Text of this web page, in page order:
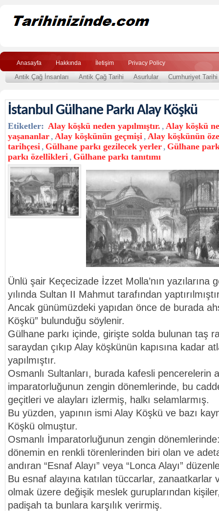
Anasayfa Hakkında İletişim Privacy Policy
Antik Çağ İnsanları Antik Çağ Tarihi Asurlular Cumhuriyet Tarihi
İstanbul Gülhane Parkı Alay Köşkü
Etiketler: Alay köşkü neden yapılmıştır. , Alay köşkü
yaşananlar , Alay köşkünün geçmişi , Alay köşkünün
tarihçesi , Gülhane parkı gezilecek yerler , Gülhane
parkı özellikleri , Gülhane parkı tanıtımı
Ünlü şair Keçecizade İzzet Molla’nın yazılarına
yılında Sultan II Mahmut tarafından
Ancak günümüzdeki yapıdan önce de burada
Köşkü” bulunduğu söylenir.
Gülhane parkı içinde, girişte solda bulunan taş
saraydan çıkıp Alay köşkünün kapısına kadar
yapılmıştır.
Osmanlı Sultanları, burada kafesli pencerelerin
imparatorluğunun zengin dönemlerinde, bu
geçitleri ve alayları izlermiş, halkı selamlarmış.
Bu yüzden, yapının ismi Alay Köşkü ve bazı
Köşkü olmuştur.
Osmanlı İmparatorluğunun zengin
dönemin en renkli törenlerinden biri olan ve
andıran “Esnaf Alayı” veya “Lonca Alayı”
Bu esnaf alayına katılan tüccarlar, zanaatkarlar
olmak üzere değişik meslek guruplarından
padişah ta bunlara karşılık verirmiş.